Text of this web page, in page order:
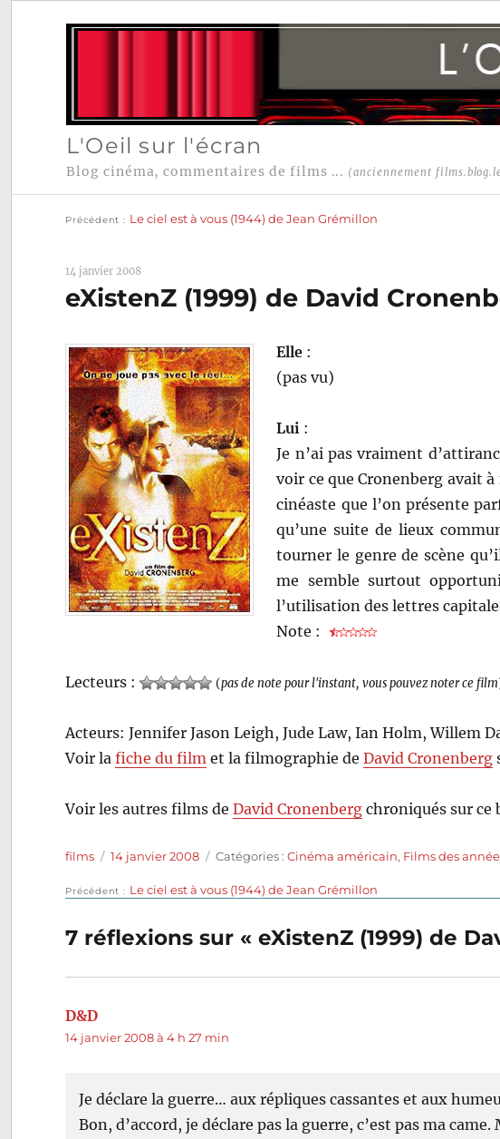
L'Oeil sur l'écran
Blog cinéma, commentaires de films ... (anciennement
Navigation
l’article
Précédent Le ciel est à vous (1944) de Jean Grémillon
14 janvier 2008
eXistenZ (1999) de David
Elle :
(pas vu)
Lui :
Je n’ai pas vraiment
voir ce que Cronenberg avait
cinéaste que l’on présente
qu’une suite de lieux
tourner le genre de scène
me semble surtout
l’utilisation des lettres
Note :
Lecteurs : (pas de note pour l'instant, vous pouvez noter ce film
Acteurs: Jennifer Jason Leigh, Jude Law, Ian Holm, Willem
Voir lafiche du film et la filmographie deDavid Cronenberg
Voir les autres films deDavid Cronenberg chroniqués sur ce
Auteur
films
Publié
14 janvier 2008 Catégories
Catégories :Cinéma américain, Films des
Navigation
de
l’article
Précédent
Publication
Le ciel est à vous (1944) de Jean Grémillon
7 réflexions sur « eXistenZ (1999) de
D&D
14 janvier 2008 à 4 h 27 min
Je déclare la guerre… aux répliques cassantes et aux
Bon, d’accord, je déclare pas la guerre, c’est pas ma